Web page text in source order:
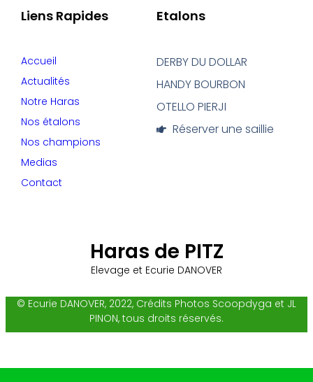
Haras de PITZ
Elevage et Ecurie DANOVER
Etalons
DERBY DU DOLLAR
HANDY BOURBON
OTELLO PIERJI
Réserver une saillie
Liens Rapides
Accueil
Actualités
Notre Haras
Nos étalons
Nos champions
Medias
Contact
© Ecurie DANOVER, 2022, Crédits Photos Scoopdyga et JL
PINON, tous droits réservés.